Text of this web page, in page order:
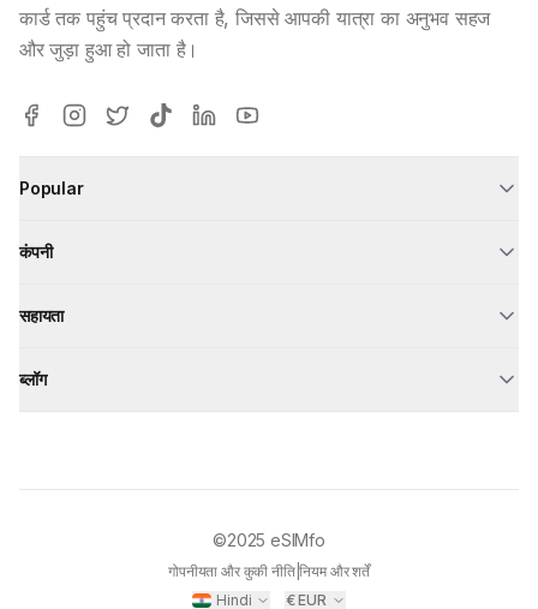
कार्ड तक पहुंच प्रदान करता है, जिससे आपकी यात्रा का अनुभव सहज
और जुड़ा हुआ हो जाता है।
Popular
कंपनी
सहायता
ब्लॉग
©2025 eSIMfo
गोपनीयता और कुकी नीति|नियम और शर्तें
Hindi
€EUR